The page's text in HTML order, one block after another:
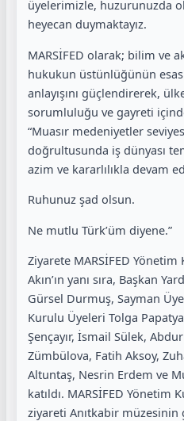
üyelerimizle, huzurunuzda
heyecan duymaktayız.
MARSİFED olarak; bilim ve
hukukun üstünlüğünün esas
anlayışını güçlendirerek,
sorumluluğu ve gayreti
“Muasır medeniyetler
doğrultusunda iş dünyası
azim ve kararlılıkla devam
Ruhunuz şad olsun.
Ne mutlu Türk’üm diyene.”
Ziyarete MARSİFED Yönetim
Akın’ın yanı sıra, Başkan
Gürsel Durmuş, Sayman
Kurulu Üyeleri Tolga
Şençayır, İsmail Sülek,
Zümbülova, Fatih Aksoy,
Altuntaş, Nesrin Erdem ve
katıldı. MARSİFED Yönetim
ziyareti Anıtkabir